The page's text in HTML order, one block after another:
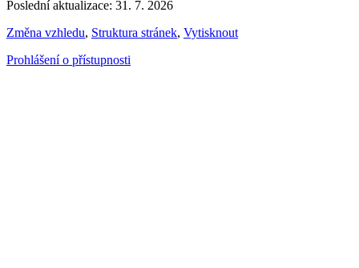
Poslední aktualizace: 31. 7. 2026
Změna vzhledu, Struktura stránek, Vytisknout
Prohlášení o přístupnosti